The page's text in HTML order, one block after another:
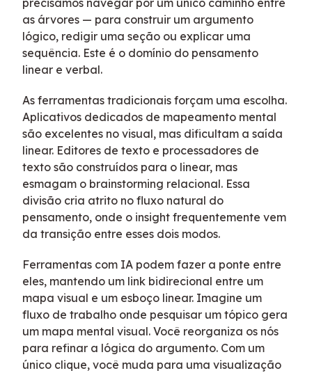
precisamos navegar por um único caminho entre
as árvores — para construir um argumento
lógico, redigir uma seção ou explicar uma
sequência. Este é o domínio do pensamento
linear e verbal.
As ferramentas tradicionais forçam uma escolha.
Aplicativos dedicados de mapeamento mental
são excelentes no visual, mas dificultam a saída
linear. Editores de texto e processadores de
texto são construídos para o linear, mas
esmagam o brainstorming relacional. Essa
divisão cria atrito no fluxo natural do
pensamento, onde o insight frequentemente vem
da transição entre esses dois modos.
Ferramentas com IA podem fazer a ponte entre
eles, mantendo um link bidirecional entre um
mapa visual e um esboço linear. Imagine um
fluxo de trabalho onde pesquisar um tópico gera
um mapa mental visual. Você reorganiza os nós
para refinar a lógica do argumento. Com um
único clique, você muda para uma visualização